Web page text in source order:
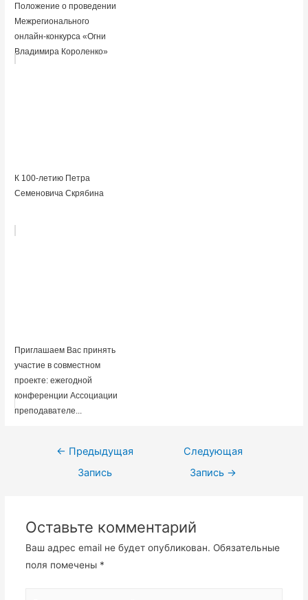
Положение о проведении
Межрегионального
онлайн-конкурса «Огни
Владимира Короленко»
К 100-летию Петра
Семеновича Скрябина
Приглашаем Вас принять
участие в совместном
проекте: ежегодной
конференции Ассоциации
преподавателе...
Навигация
← Предыдущая
Запись
Следующая
Запись →
Оставьте комментарий
Ваш адрес email не будет опубликован. Обязательные
поля помечены *